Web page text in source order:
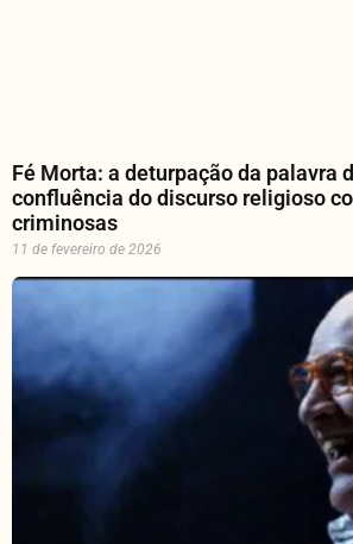
Fé Morta: a deturpação da palavra
confluência do discurso religioso
criminosas
11 de fevereiro de 2026